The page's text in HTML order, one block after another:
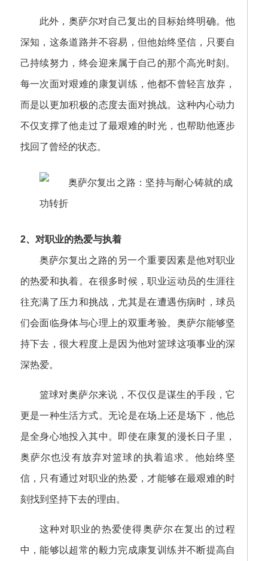
此外，奥萨尔对自己复出的目标始终明确。他
深知，这条道路并不容易，但他始终坚信，只要自
己持续努力，终会迎来属于自己的那个高光时刻。
每一次面对艰难的康复训练，他都不曾轻言放弃，
而是以更加积极的态度去面对挑战。这种内心动力
不仅支撑了他走过了最艰难的时光，也帮助他逐步
找回了曾经的状态。
2、对职业的热爱与执着
奥萨尔复出之路的另一个重要因素是他对职业
的热爱和执着。在很多时候，职业运动员的生涯往
往充满了压力和挑战，尤其是在遭遇伤病时，球员
们会面临身体与心理上的双重考验。奥萨尔能够坚
持下去，很大程度上是因为他对篮球这项事业的深
深热爱。
篮球对奥萨尔来说，不仅仅是谋生的手段，它
更是一种生活方式。无论是在场上还是场下，他总
是全身心地投入其中。即使在康复的漫长日子里，
奥萨尔也没有放弃对篮球的执着追求。他始终坚
信，只有通过对职业的热爱，才能够在最艰难的时
刻找到坚持下去的理由。
这种对职业的热爱使得奥萨尔在复出的过程
中，能够以超常的毅力完成康复训练并不断提高自